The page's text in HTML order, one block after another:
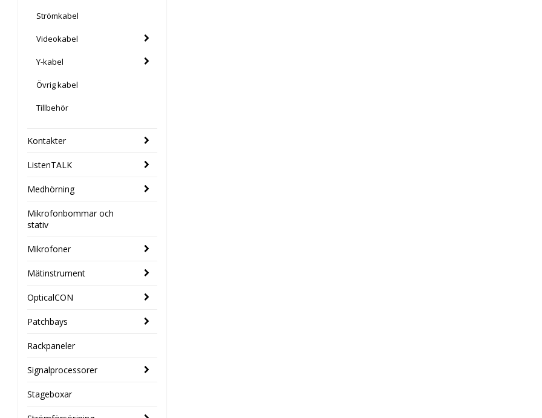
Strömkabel
Videokabel
Y-kabel
Övrig kabel
Tillbehör
Kontakter
ListenTALK
Medhörning
Mikrofonbommar och
stativ
Mikrofoner
Mätinstrument
OpticalCON
Patchbays
Rackpaneler
Signalprocessorer
Stageboxar